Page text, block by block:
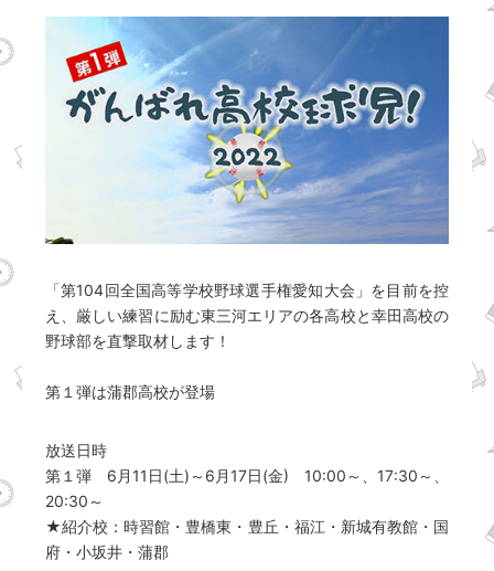
「第104回全国高等学校野球選手権愛知大会」を目前を控
え、厳しい練習に励む東三河エリアの各高校と幸田高校の
野球部を直撃取材します！
第１弾は蒲郡高校が登場
放送日時
第１弾 6月11日(土)～6月17日(金) 10:00～、17:30～、
20:30～
★紹介校：時習館・豊橋東・豊丘・福江・新城有教館・国
府・小坂井・蒲郡